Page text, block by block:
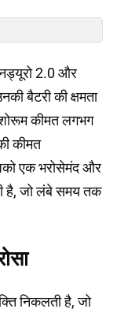
2.0 और
बैटरी की क्षमता
कीमत लगभग
कीमत
एक भरोसेमंद और
है, जो लंबे समय तक
निकलती है, जो